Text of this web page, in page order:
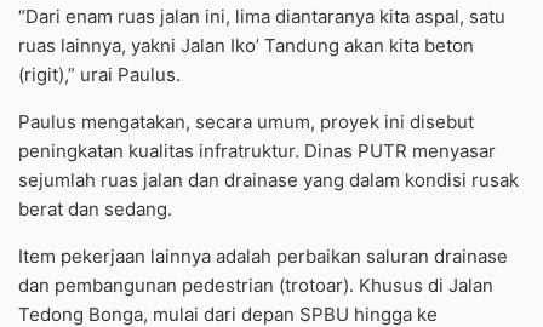
“Dari enam ruas jalan ini, lima diantaranya kita aspal, satu
ruas lainnya, yakni Jalan Iko’ Tandung akan kita beton
(rigit),” urai Paulus.
Paulus mengatakan, secara umum, proyek ini disebut
peningkatan kualitas infratruktur. Dinas PUTR menyasar
sejumlah ruas jalan dan drainase yang dalam kondisi rusak
berat dan sedang.
Item pekerjaan lainnya adalah perbaikan saluran drainase
dan pembangunan pedestrian (trotoar). Khusus di Jalan
Tedong Bonga, mulai dari depan SPBU hingga ke